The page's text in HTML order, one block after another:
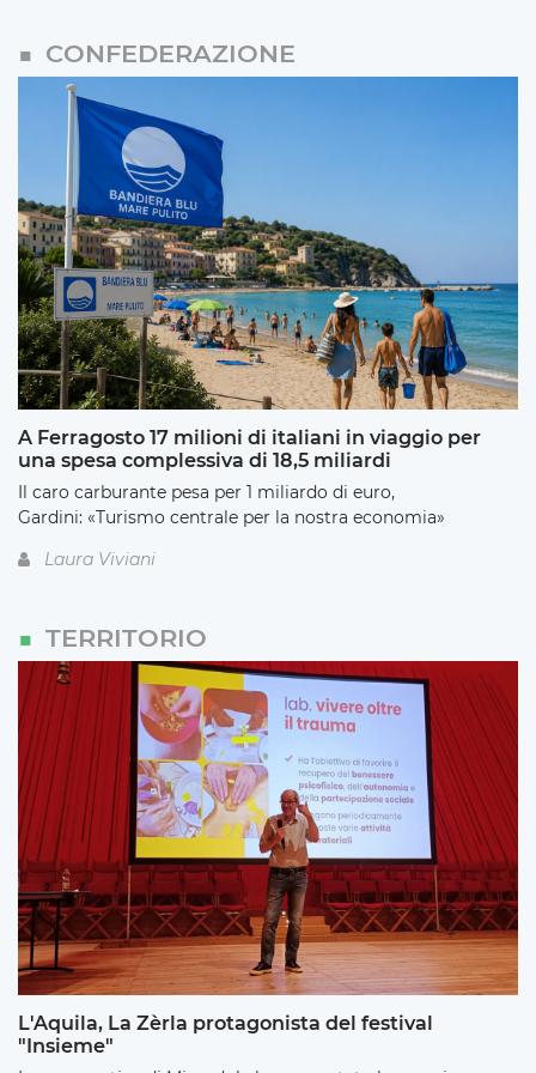
CONFEDERAZIONE
A Ferragosto 17 milioni di italiani in viaggio per
una spesa complessiva di 18,5 miliardi
Il caro carburante pesa per 1 miliardo di euro,
Gardini: «Turismo centrale per la nostra economia»
Laura Viviani
TERRITORIO
L'Aquila, La Zèrla protagonista del festival
"Insieme"